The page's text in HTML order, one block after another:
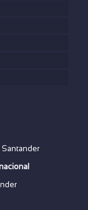
Santander